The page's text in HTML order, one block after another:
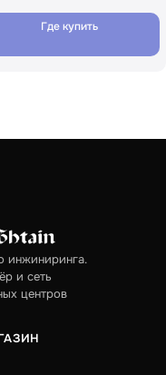
Где купить
инжиниринга.
и сеть
центров